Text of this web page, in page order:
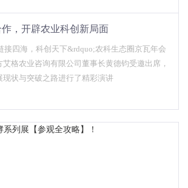
，开辟农业科创新局面
接四海，科创天下&rdquo;农科生态圈京瓦年会
格农业咨询有限公司董事长黄德钧受邀出席，
现状与突破之路进行了精彩演讲